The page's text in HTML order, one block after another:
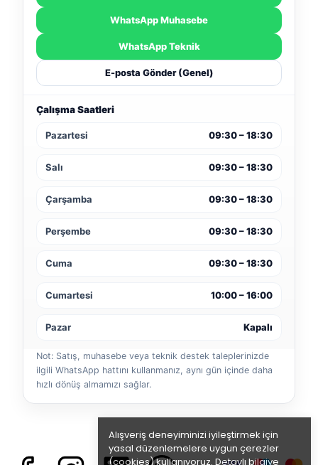
Alışveriş deneyiminizi iyileştirmek için
yasal düzenlemelere uygun çerezler
(cookies) kullanıyoruz. Detaylı bilgiye
WhatsApp Muhasebe
WhatsApp Teknik
E-posta Gönder (Genel)
Çalışma Saatleri
Pazartesi 09:30 – 18:30
Salı 09:30 – 18:30
Çarşamba 09:30 – 18:30
Perşembe 09:30 – 18:30
Cuma 09:30 – 18:30
Cumartesi 10:00 – 16:00
Pazar Kapalı
Not: Satış, muhasebe veya teknik destek taleplerinizde
ilgili WhatsApp hattını kullanmanız, aynı gün içinde daha
hızlı dönüş almamızı sağlar.